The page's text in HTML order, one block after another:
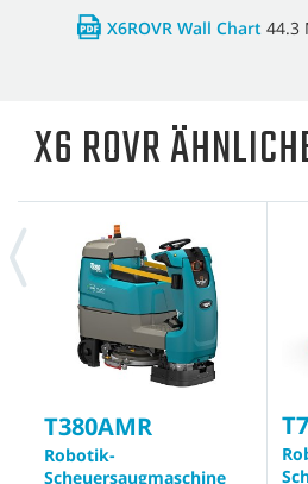
X6ROVR Wall Chart 44.3
X6 ROVR
T380AMR
Robotik-
Scheuersaugmaschine